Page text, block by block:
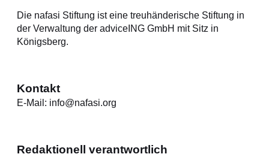
Die nafasi Stiftung ist eine treuhänderische Stiftung in
der Verwaltung der adviceING GmbH mit Sitz in
Königsberg.
Kontakt
E-Mail: info@nafasi.org
Redaktionell verantwortlich